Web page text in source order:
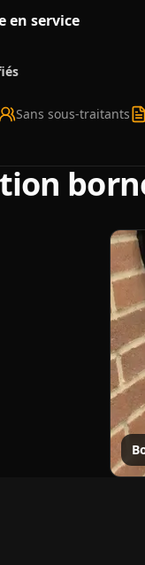
en service
Sans sous-traitants